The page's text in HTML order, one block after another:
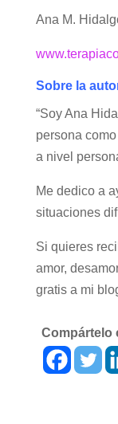
Ana M.
Sobre la
“Soy Ana
persona
a nivel
Me dedico a
situaciones
Si quieres
amor,
gratis a mi
Compártelo